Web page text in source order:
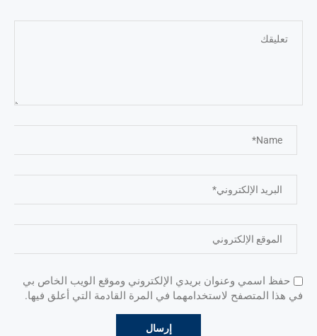
حفظ اسمي وعنوان بريدي الإلكتروني وموقع الويب الخاص بي
في هذا المتصفح لاستخدامهما في المرة القادمة التي أعلق فيها.